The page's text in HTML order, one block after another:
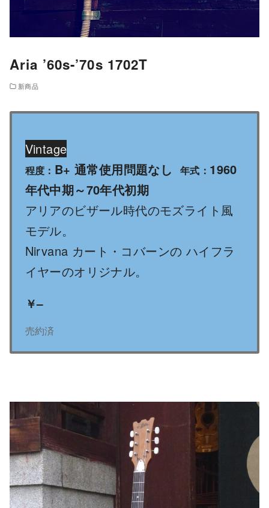
Aria ’60s-’70s 1702T
新商品
Vintage
程度： B+ 通常使用問題なし 年式： 1960
年代中期～70年代初期
アリアのビザール時代のモズライト風
モデル。
Nirvana カート・コバーンの ハイフラ
イヤーのオリジナル。
￥–
売約済